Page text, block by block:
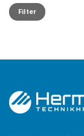
Min.
Preis
Max.
PreisFilter